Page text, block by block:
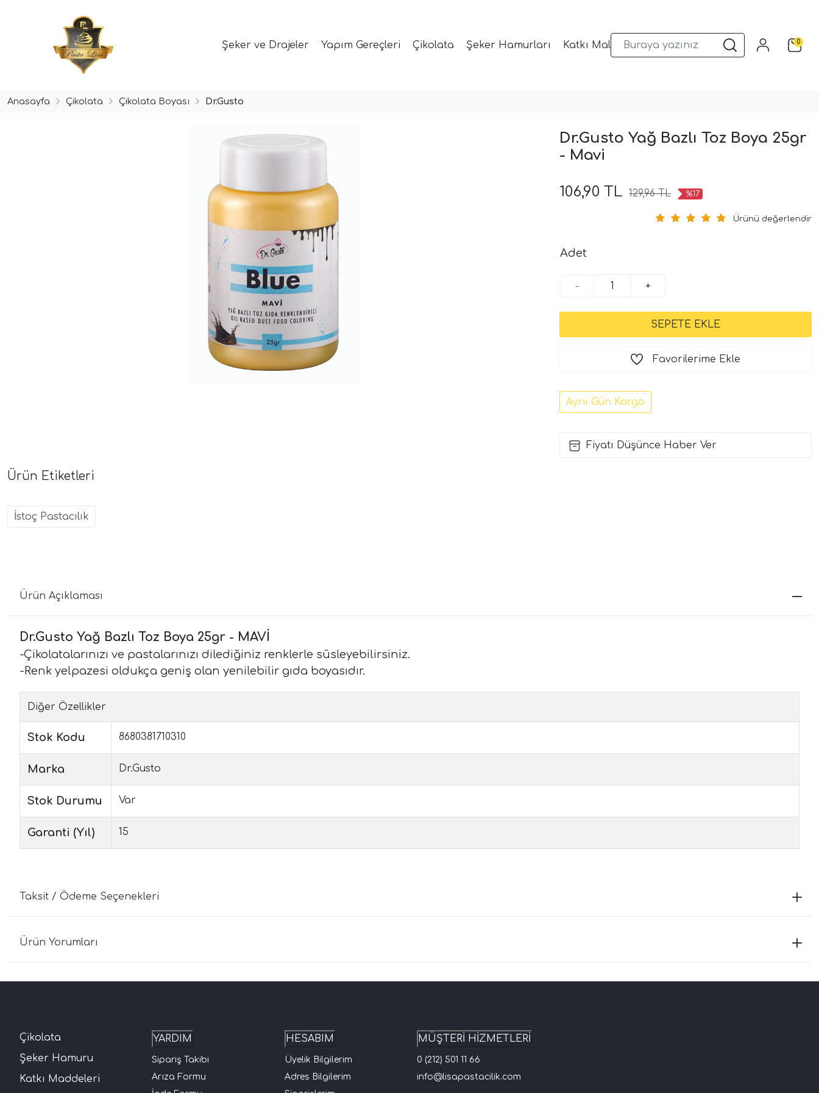
Şeker ve Drajeler Yapım Gereçleri Çikolata Şeker Hamurları Katkı Malzemeleri Sunum Gereçleri Kalıplar0
Anasayfa Çikolata Çikolata Boyası Dr.Gusto
Dr.Gusto Yağ Bazlı Toz Boya 25gr
- Mavi
106,90 TL 129,96 TL %17
Ürünü değerlendir
Adet
- +
Favorilerime Ekle
Aynı Gün Kargo
Fiyatı Düşünce Haber Ver
Ürün Etiketleri
İstoç Pastacılık
Ürün Açıklaması
Dr.Gusto Yağ Bazlı Toz Boya 25gr - MAVİ
-Çikolatalarınızı ve pastalarınızı dilediğiniz renklerle süsleyebilirsiniz.
-Renk yelpazesi oldukça geniş olan yenilebilir gıda boyasıdır.
Diğer Özellikler
Stok Kodu 8680381710310
Marka Dr.Gusto
Stok Durumu Var
Garanti (Yıl) 15
Taksit / Ödeme Seçenekleri
Ürün Yorumları
Çikolata
Şeker Hamuru
Katkı Maddeleri
YARDIM
Sipariş Takibi
Arıza Formu
HESABIM
Üyelik Bilgilerim
Adres Bilgilerim
MÜŞTERİ HİZMETLERİ
0 (212) 501 11 66
info@lisapastacilik.com